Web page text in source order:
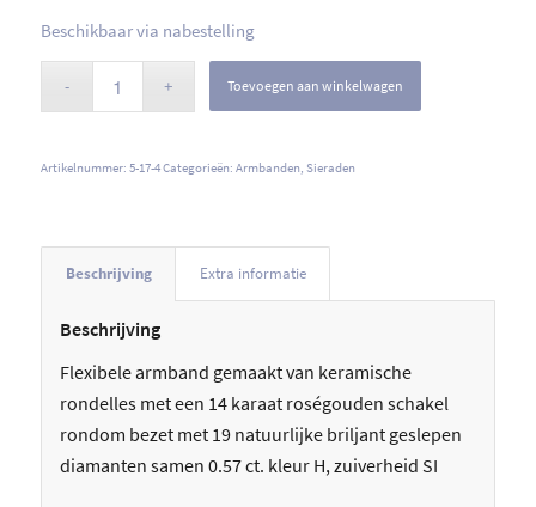
Beschikbaar via nabestelling
Toevoegen aan winkelwagen
Artikelnummer: 5-17-4Categorieën: Armbanden, Sieraden
Beschrijving Extra informatie
Beschrijving
Flexibele armband gemaakt van keramische
rondelles met een 14 karaat roségouden schakel
rondom bezet met 19 natuurlijke briljant geslepen
diamanten samen 0.57 ct. kleur H, zuiverheid SI